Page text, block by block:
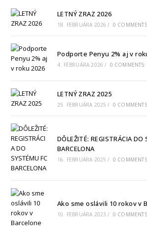
LETNÝ ZRAZ 2026
18. FEBRUÁRA 2026 / 0 COMMENTS
Podporte Penyu 2% aj v
4. FEBRUÁRA 2026 / 0 COMMENTS
LETNÝ ZRAZ 2025
25. FEBRUÁRA 2025 / 0 COMMENTS
DÔLEŽITÉ: REGISTRÁCIA DO
BARCELONA
16. FEBRUÁRA 2025 / 0 COMMENTS
Ako sme oslávili 10 rokov v
10. FEBRUÁRA 2023 / 0 COMMENTS